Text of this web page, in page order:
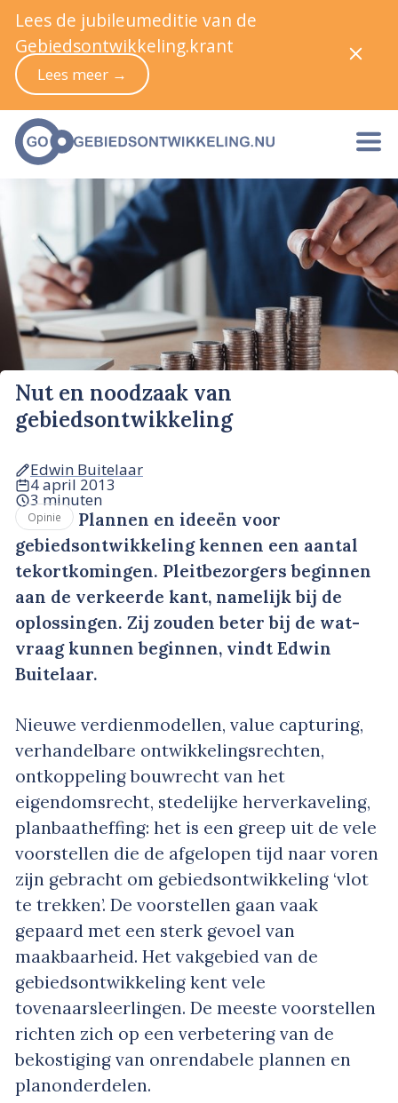
Nut en noodzaak van
gebiedsontwikkeling
Edwin Buitelaar
4 april 2013
3 minuten
Opinie
Plannen en ideeën voor
gebiedsontwikkeling kennen een aantal
tekortkomingen. Pleitbezorgers beginnen
aan de verkeerde kant, namelijk bij de
oplossingen. Zij zouden beter bij de wat-
vraag kunnen beginnen, vindt Edwin
Buitelaar.
Nieuwe verdienmodellen, value capturing,
verhandelbare ontwikkelingsrechten,
ontkoppeling bouwrecht van het
eigendomsrecht, stedelijke herverkaveling,
planbaatheffing: het is een greep uit de vele
voorstellen die de afgelopen tijd naar voren
zijn gebracht om gebiedsontwikkeling ‘vlot
te trekken’. De voorstellen gaan vaak
gepaard met een sterk gevoel van
maakbaarheid. Het vakgebied van de
gebiedsontwikkeling kent vele
tovenaarsleerlingen. De meeste voorstellen
richten zich op een verbetering van de
bekostiging van onrendabele plannen en
planonderdelen.
Lees de jubileumeditie van de
Gebiedsontwikkeling.krant
Lees meer →